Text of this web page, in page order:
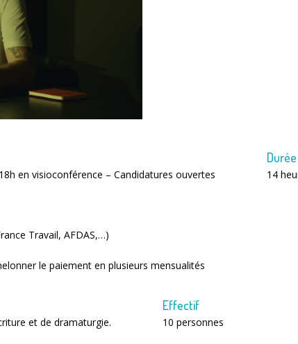
en visioconférence – Candidatures ouvertes
Durée
14
Travail, AFDAS,…)
le paiement en plusieurs mensualités
et de dramaturgie.
Effectif
10 personnes